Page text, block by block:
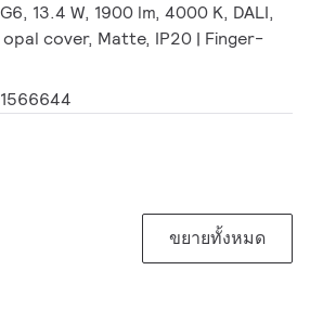
13.4 W, 1900 lm, 4000 K, DALI,
cover, Matte, IP20 | Finger-
ขยายทั้งหมด